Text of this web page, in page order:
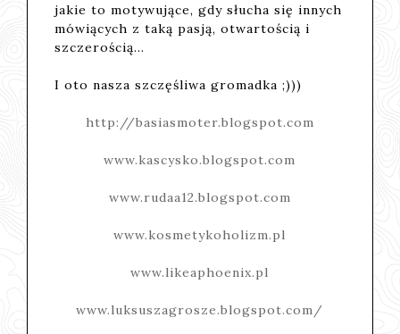
jakie to motywujące, gdy słucha się innych
mówiących z taką pasją, otwartością i
szczerością...
I oto nasza szczęśliwa gromadka ;)))
http://basiasmoter.blogspot.com
www.kascysko.blogspot.com
www.rudaa12.blogspot.com
www.kosmetykoholizm.pl
www.likeaphoenix.pl
www.luksuszagrosze.blogspot.com/